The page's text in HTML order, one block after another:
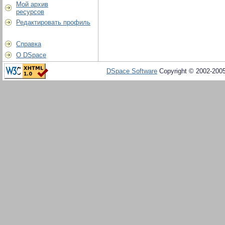
Мой архив
ресурсов
Редактировать профиль
Справка
О DSpace
DSpace Software Copyright © 2002-